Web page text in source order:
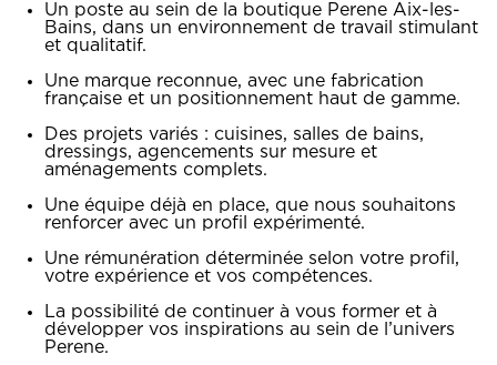
Un poste au sein de la boutique Perene Aix-les-
Bains, dans un environnement de travail stimulant
et qualitatif.
Une marque reconnue, avec une fabrication
française et un positionnement haut de gamme.
Des projets variés : cuisines, salles de bains,
dressings, agencements sur mesure et
aménagements complets.
Une équipe déjà en place, que nous souhaitons
renforcer avec un profil expérimenté.
Une rémunération déterminée selon votre profil,
votre expérience et vos compétences.
La possibilité de continuer à vous former et à
développer vos inspirations au sein de l’univers
Perene.